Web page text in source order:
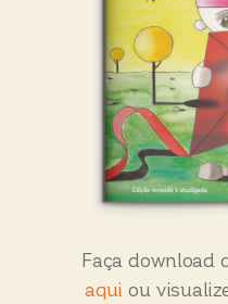
Faça download
aqui ou